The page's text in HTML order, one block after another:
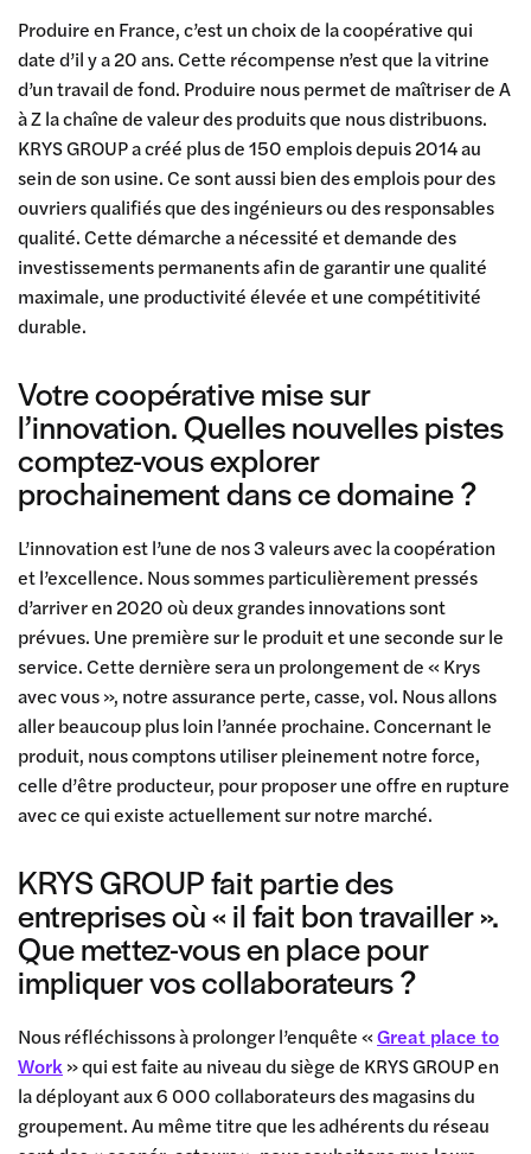
Produire en France, c’est un choix de la coopérative qui
date d’il y a 20 ans. Cette récompense n’est que la vitrine
d’un travail de fond. Produire nous permet de maîtriser de A
à Z la chaîne de valeur des produits que nous distribuons.
KRYS GROUP a créé plus de 150 emplois depuis 2014 au
sein de son usine. Ce sont aussi bien des emplois pour des
ouvriers qualifiés que des ingénieurs ou des responsables
qualité. Cette démarche a nécessité et demande des
investissements permanents afin de garantir une qualité
maximale, une productivité élevée et une compétitivité
durable.
Votre coopérative mise sur
l’innovation. Quelles nouvelles pistes
comptez-vous explorer
prochainement dans ce domaine ?
L’innovation est l’une de nos 3 valeurs avec la coopération
et l’excellence. Nous sommes particulièrement pressés
d’arriver en 2020 où deux grandes innovations sont
prévues. Une première sur le produit et une seconde sur le
service. Cette dernière sera un prolongement de « Krys
avec vous », notre assurance perte, casse, vol. Nous allons
aller beaucoup plus loin l’année prochaine. Concernant le
produit, nous comptons utiliser pleinement notre force,
celle d’être producteur, pour proposer une offre en rupture
avec ce qui existe actuellement sur notre marché.
KRYS GROUP fait partie des
entreprises où « il fait bon travailler ».
Que mettez-vous en place pour
impliquer vos collaborateurs ?
Nous réfléchissons à prolonger l’enquête «Great place to
Work» qui est faite au niveau du siège de KRYS GROUP en
la déployant aux 6 000 collaborateurs des magasins du
groupement. Au même titre que les adhérents du réseau